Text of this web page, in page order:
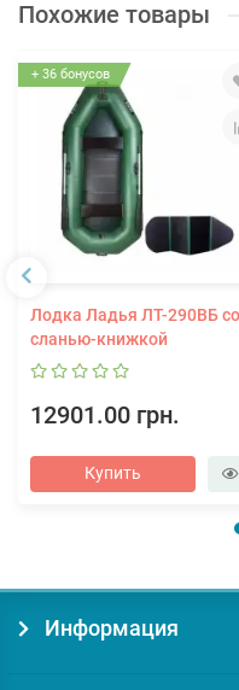
Похожие товары
+ 36 бонусов
Лодка Ладья ЛТ-290ВБ со
сланью-книжкой
12901.00 грн.
Купить
Информация